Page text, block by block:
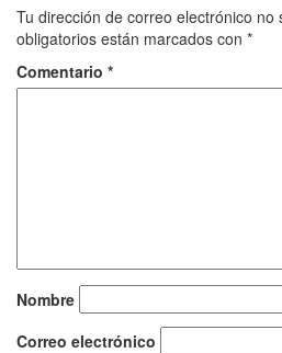
Tu dirección de correo electrónico no
obligatorios están marcados con *
Comentario *
Nombre
Correo electrónico